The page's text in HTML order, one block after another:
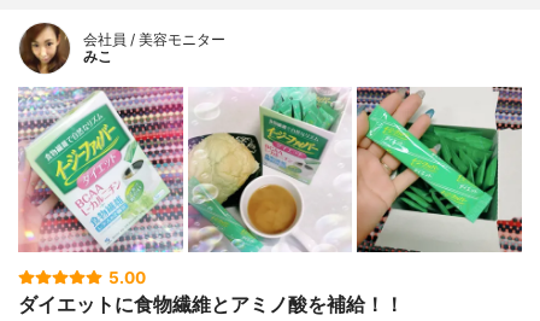
会社員 / 美容モニター
みこ
5.00
ダイエットに食物繊維とアミノ酸を補給！！